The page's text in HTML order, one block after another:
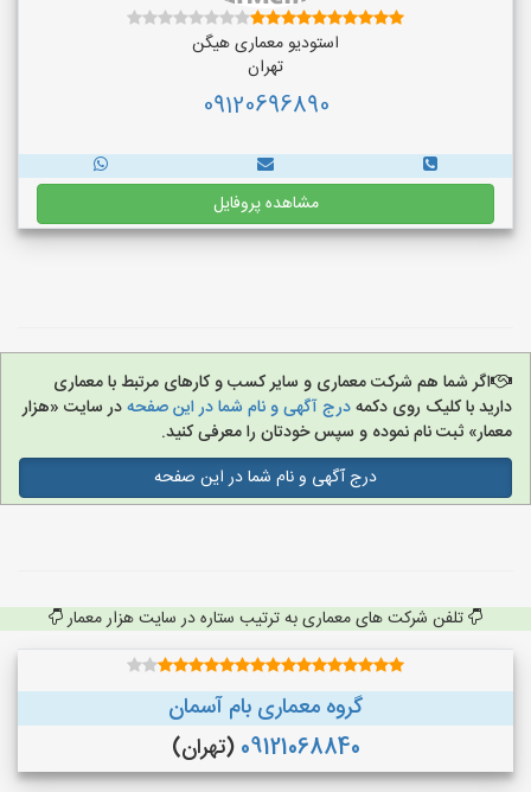
استودیو معماری هیگن
تهران
09120696890
مشاهده پروفایل
اگر شما هم شرکت معماری و سایر کسب و کارهای مرتبط با معماری
دارید با کلیک روی دکمهدرج آگهی و نام شما در این صفحهدر سایت «هزار
معمار» ثبت نام نموده و سپس خودتان را معرفی کنید.
درج آگهی و نام شما در این صفحه
تلفن شرکت های معماری به ترتیب ستاره در سایت هزار معمار
گروه معماری بام آسمان
09121068840 (تهران)